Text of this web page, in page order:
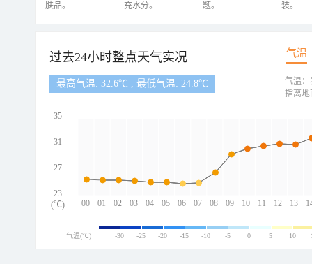
肤品。
充水分。
题。
装。
过去24小时整点天气实况 气温
最高气温: 32.6℃ , 最低气温: 24.8℃
00 01 02 03 04 05 06 07 08 09 10 11 12 13
35
31
27
23
(℃)
气温：
指离地
气温(℃) -30 -25 -20 -15 -10 -5 0 5 10